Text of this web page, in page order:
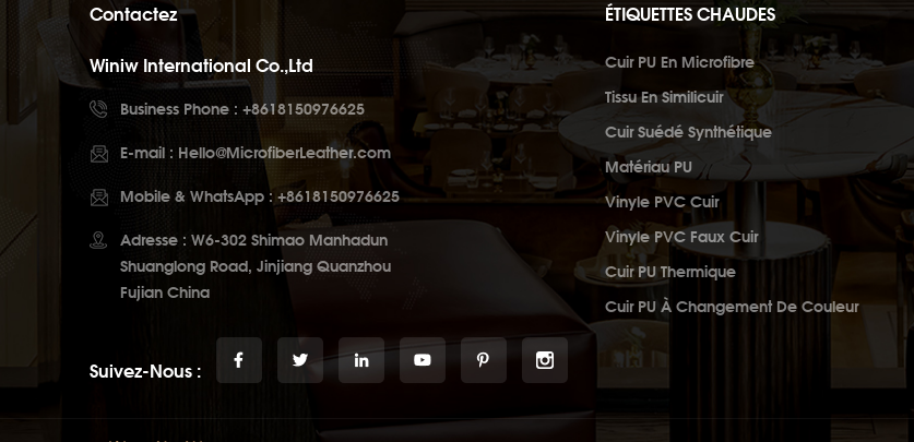
Contactez
Winiw International Co.,Ltd
Business Phone : +8618150976625
E-mail : Hello@MicrofiberLeather.com
Mobile & WhatsApp : +8618150976625
Adresse : W6-302 Shimao Manhadun
Shuanglong Road, Jinjiang Quanzhou
Fujian China
ÉTIQUETTES CHAUDES
Cuir PU En Microfibre
Tissu En Similicuir
Cuir Suédé Synthétique
Matériau PU
Vinyle PVC Cuir
Vinyle PVC Faux Cuir
Cuir PU Thermique
Cuir PU À Changement De Couleur
Suivez-Nous :